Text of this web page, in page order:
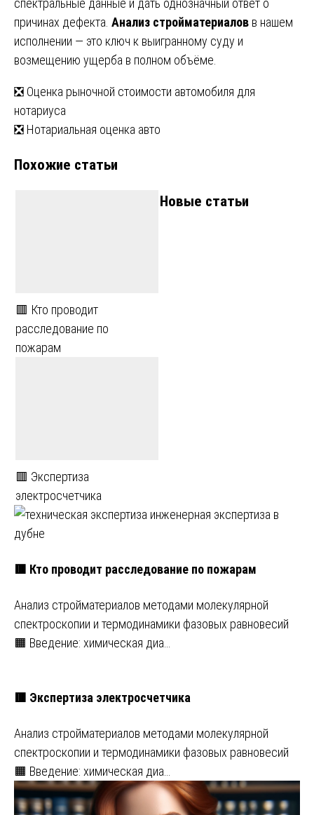
спектральные данные и дать однозначный ответ о
причинах дефекта. Анализ стройматериалов в нашем
исполнении — это ключ к выигранному суду и
возмещению ущерба в полном объёме.
Навигация
по
❎ Оценка рыночной стоимости автомобиля для
нотариуса
❎ Нотариальная оценка авто
Похожие статьи
🟥 Кто проводит
расследование по
пожарам
🟥 Экспертиза
электросчетчика
Новые статьи
🟥 Кто проводит расследование по пожарам
Анализ стройматериалов методами молекулярной
спектроскопии и термодинамики фазовых равновесий
🟧 Введение: химическая диа…
🟥 Экспертиза электросчетчика
Анализ стройматериалов методами молекулярной
спектроскопии и термодинамики фазовых равновесий
🟧 Введение: химическая диа…